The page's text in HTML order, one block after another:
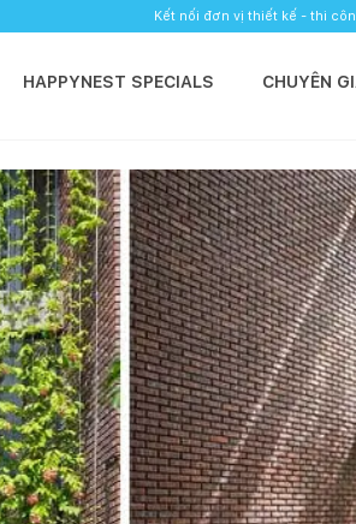
Kết nối đơn vị thiết kế - thi
HAPPYNEST SPECIALS CHUYÊN